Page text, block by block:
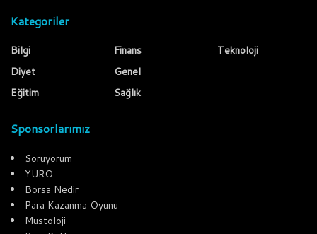
Kategoriler
Bilgi
Diyet
Eğitim
Finans
Genel
Sağlık
Teknoloji
Sponsorlarımız
Soruyorum
YURO
Borsa Nedir
Para Kazanma Oyunu
Mustoloji